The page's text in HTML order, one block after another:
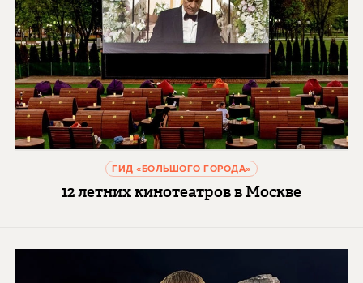
ГИД «БОЛЬШОГО ГОРОДА»
12 летних кинотеатров в Москве